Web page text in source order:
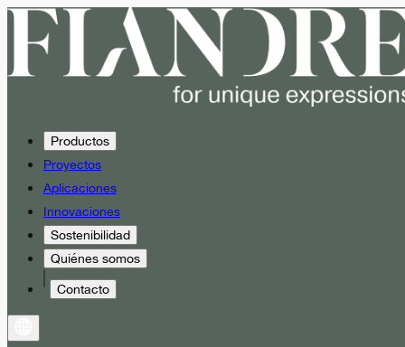
Productos
Proyectos
Aplicaciones
Innovaciones
Sostenibilidad
Quiénes somos
Contacto